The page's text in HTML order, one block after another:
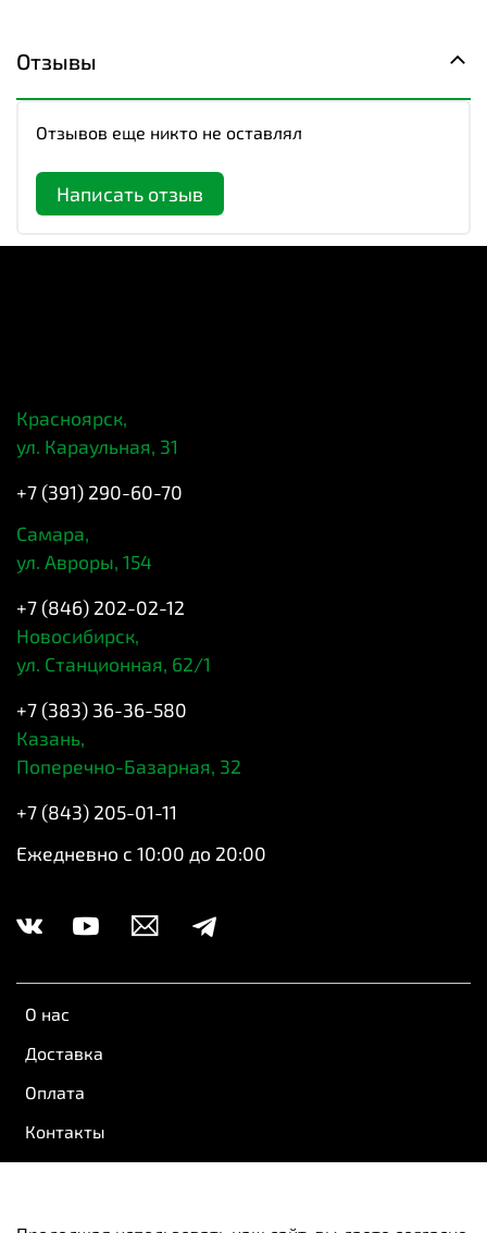
Отзывы
Отзывов еще никто не оставлял
Написать отзыв
О нас
Доставка
Оплата
Контакты
Красноярск,
ул. Караульная, 31
+7 (391) 290-60-70
Самара,
ул. Авроры, 154
+7 (846) 202-02-12
Новосибирск,
ул. Станционная, 62/1
+7 (383) 36-36-580
Казань,
Поперечно-Базарная, 32
+7 (843) 205-01-11
Ежедневно с 10:00 до 20:00